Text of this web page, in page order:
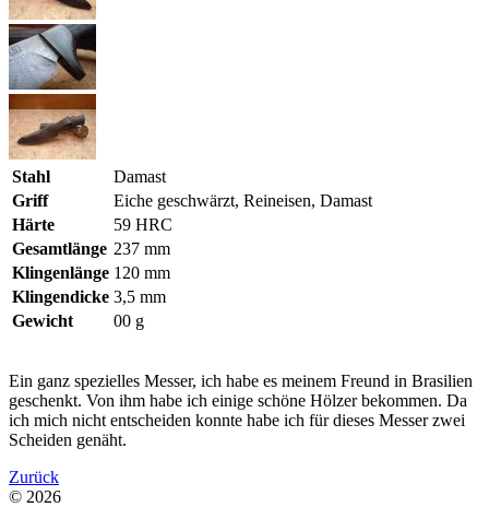
Stahl
Damast
Griff
Eiche geschwärzt, Reineisen, Damast
Härte
59 HRC
Gesamtlänge 237 mm
Klingenlänge 120 mm
Klingendicke 3,5 mm
Gewicht
00 g
Ein ganz spezielles Messer, ich habe es meinem Freund in Brasilien
geschenkt. Von ihm habe ich einige schöne Hölzer bekommen. Da
ich mich nicht entscheiden konnte habe ich für dieses Messer zwei
Scheiden genäht.
Zurück
© 2026